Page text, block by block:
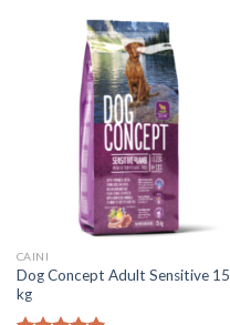
CAINI
Dog Concept Adult Sensitive 15
kg